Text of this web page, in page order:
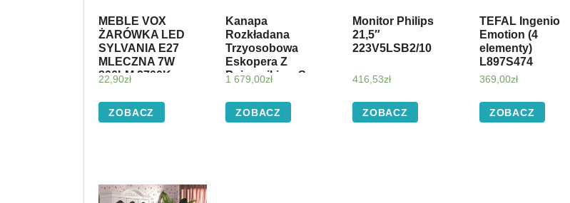
MEBLE VOX
ŻARÓWKA LED
SYLVANIA E27
MLECZNA 7W
806LM 2700K
22,90zł
ZOBACZ
Kanapa
Rozkładana
Trzyosobowa
Eskopera Z
Pojemnikiem Szara
1 679,00zł
ZOBACZ
Monitor Philips
21,5″
223V5LSB2/10
416,53zł
ZOBACZ
TEFAL Ingenio
Emotion (4
elementy)
L897S474
369,00zł
ZOBACZ